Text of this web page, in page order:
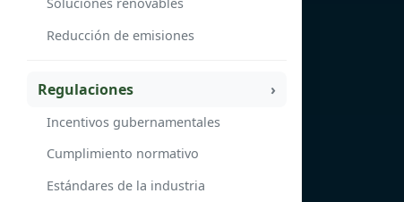
Soluciones renovables
Reducción de emisiones
Regulaciones
Incentivos gubernamentales
Cumplimiento normativo
Estándares de la industria